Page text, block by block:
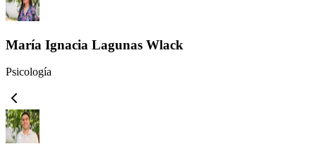
María Ignacia Lagunas Wlack
Psicología